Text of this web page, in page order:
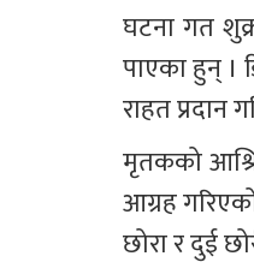
घटना गत
पाएका हुन् ।
राहत प्रदान
मृतकको
आग्रह
छोरा र दुई